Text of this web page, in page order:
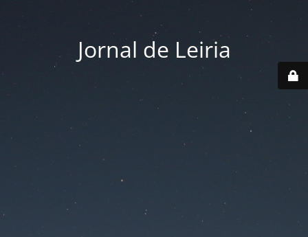
Jornal de Leiria